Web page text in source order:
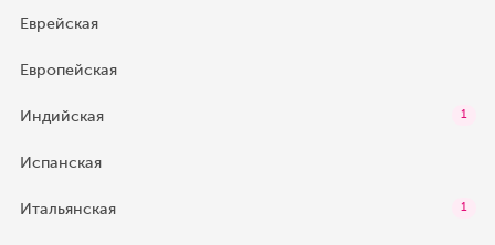
Еврейская
Европейская
Индийская 1
Испанская
Итальянская 1